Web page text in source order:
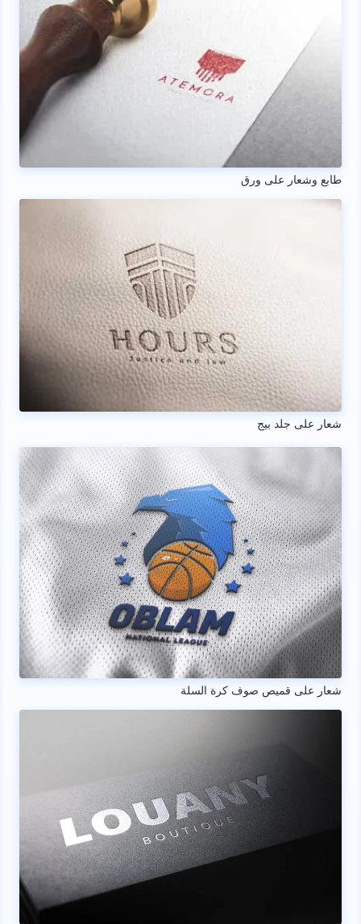
طابع وشعار على ورق
شعار على جلد بيج
شعار على قميص صوف كرة السلة